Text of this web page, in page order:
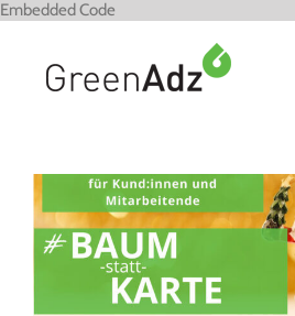
Embedded Code